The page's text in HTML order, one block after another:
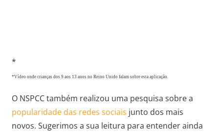
*
*Vídeo onde crianças dos 9 aos 13 anos no Reino Unido falam sobre esta aplicação.
O NSPCC também realizou uma pesquisa sobre a
popularidade das redes sociais junto dos mais
novos. Sugerimos a sua leitura para entender ainda